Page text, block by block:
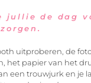
jullie de dag
uitproberen, de
het papier van het
een trouwjurk en je